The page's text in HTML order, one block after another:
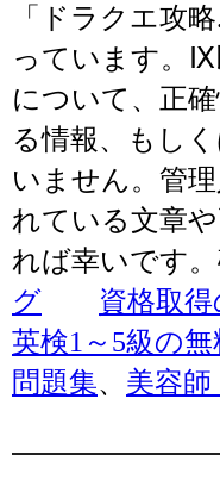
「ドラクエ攻
っています。Ⅸ
について、正
る情報、もし
いません。管
れている文章
れば幸いです
グ
資格取
英検1～5級の
問題集、 美容師